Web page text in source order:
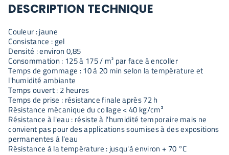
DESCRIPTION TECHNIQUE
Couleur : jaune
Consistance : gel
Densité : environ 0,85
Consommation : 125 à 175 / m² par face à encoller
Temps de gommage : 10 à 20 min selon la température et
l'humidité ambiante
Temps ouvert : 2 heures
Temps de prise : résistance finale après 72 h
Résistance mécanique du collage < 40 kg/cm²
Résistance à l'eau : résiste à l'humidité temporaire mais ne
convient pas pour des applications soumises à des expositions
permanentes à l'eau
Résistance à la température : jusqu'à environ + 70 °C